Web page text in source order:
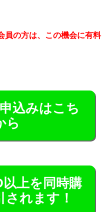
員の方は、この機会に有料
込みはこち
ら
上を同時購
されます！